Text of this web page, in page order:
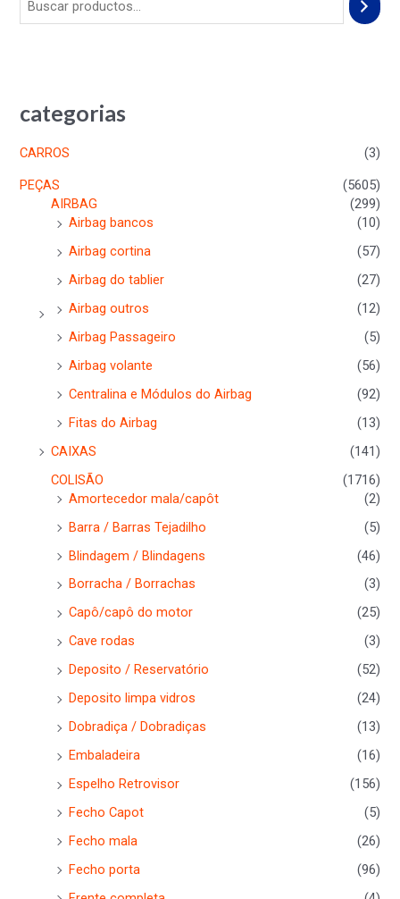
categorias
CARROS
(3)
PEÇAS
(5605)
AIRBAG
(299)
Airbag bancos
(10)
Airbag cortina
(57)
Airbag do tablier
(27)
Airbag outros
(12)
Airbag Passageiro
(5)
Airbag volante
(56)
Centralina e Módulos do Airbag
(92)
Fitas do Airbag
(13)
CAIXAS
(141)
COLISÃO
(1716)
Amortecedor mala/capôt
(2)
Barra / Barras Tejadilho
(5)
Blindagem / Blindagens
(46)
Borracha / Borrachas
(3)
Capô/capô do motor
(25)
Cave rodas
(3)
Deposito / Reservatório
(52)
Deposito limpa vidros
(24)
Dobradiça / Dobradiças
(13)
Embaladeira
(16)
Espelho Retrovisor
(156)
Fecho Capot
(5)
Fecho mala
(26)
Fecho porta
(96)